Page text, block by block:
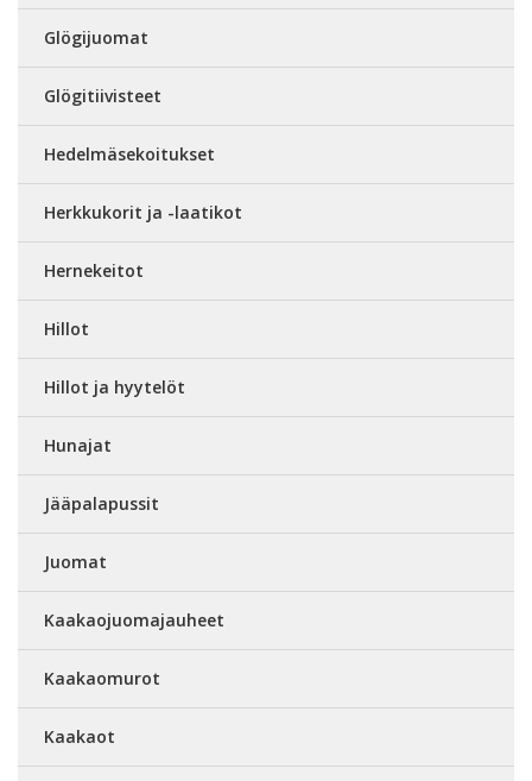
Glögijuomat
Glögitiivisteet
Hedelmäsekoitukset
Herkkukorit ja -laatikot
Hernekeitot
Hillot
Hillot ja hyytelöt
Hunajat
Jääpalapussit
Juomat
Kaakaojuomajauheet
Kaakaomurot
Kaakaot